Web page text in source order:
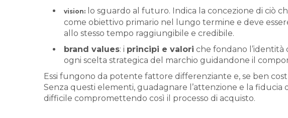
vision: lo sguardo al futuro. Indica la concezione di ciò
come obiettivo primario nel lungo termine e deve
allo stesso tempo raggiungibile e credibile.
brand values: i principi e valori che fondano l’identità
ogni scelta strategica del marchio guidandone il
Essi fungono da potente fattore differenziante e, se ben
Senza questi elementi, guadagnare l’attenzione e la fiducia
difficile compromettendo così il processo di acquisto.